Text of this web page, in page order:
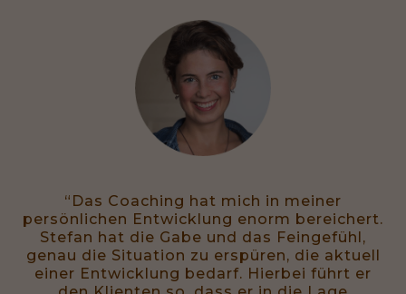
“Das Coaching hat mich in meiner
persönlichen Entwicklung enorm bereichert.
Stefan hat die Gabe und das Feingefühl,
genau die Situation zu erspüren, die aktuell
einer Entwicklung bedarf. Hierbei führt er